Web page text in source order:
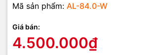
Mã sản phẩm: AL-84.0-W
Giá bán:
4.500.000₫